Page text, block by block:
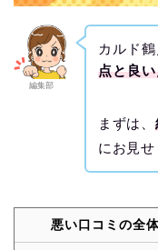
編集部
カルド
点と良
まずは、
にお見せ
悪い口コミの全